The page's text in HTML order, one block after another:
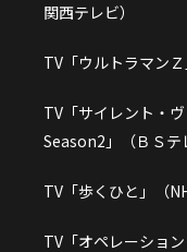
関西テレビ）
TV「ウルトラマンＺ
TV「サイレント・
Season2」（ＢＳテ
TV「歩くひと」（
TV「オペレーショ